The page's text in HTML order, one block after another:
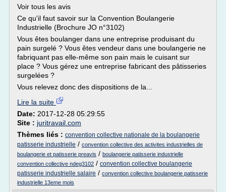
Voir tous les avis
Ce qu'il faut savoir sur la Convention Boulangerie
Industrielle (Brochure JO n°3102)
Vous êtes boulanger dans une entreprise produisant du
pain surgelé ? Vous êtes vendeur dans une boulangerie ne
fabriquant pas elle-même son pain mais le cuisant sur
place ? Vous gérez une entreprise fabricant des pâtisseries
surgelées ?
Vous relevez donc des dispositions de la...
Lire la suite
Date: 2017-12-28 05:29:55
Site : juritravail.com
Thèmes liés : convention collective nationale de la boulangerie
patisserie industrielle / convention collective des activites industrielles de
boulangerie et patisserie preavis / boulangerie patisserie industrielle
convention collective ndeg3102 / convention collective boulangerie
patisserie industrielle salaire / convention collective boulangerie patisserie
industrielle 13eme mois